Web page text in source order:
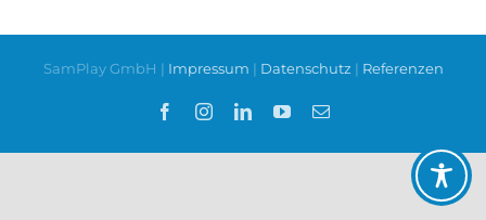
SamPlay GmbH | Impressum | Datenschutz | Referenzen
FacebookInstagramLinkedInYouTube
E-